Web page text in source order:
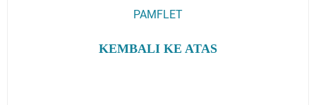
PAMFLET
KEMBALI KE ATAS